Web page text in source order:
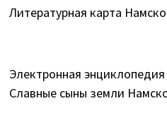
Литературная карта
Электронная
Славные сыны земли